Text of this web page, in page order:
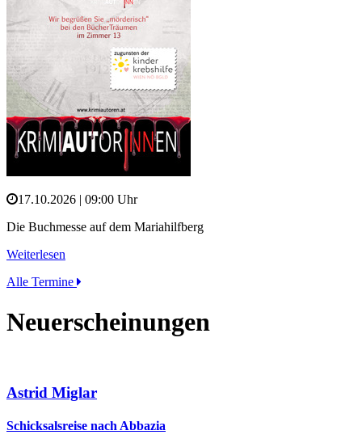
17.10.2026 | 09:00 Uhr
Die Buchmesse auf dem Mariahilfberg
Weiterlesen
Alle Termine
Neuerscheinungen
Astrid Miglar
Schicksalsreise nach Abbazia